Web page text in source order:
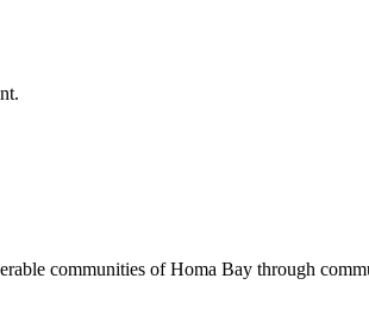
communities of Homa Bay through